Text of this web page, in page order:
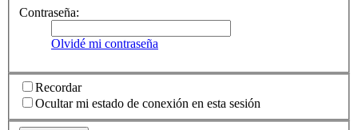
Contraseña:
Olvidé mi contraseña
Recordar
Ocultar mi estado de conexión en esta sesión